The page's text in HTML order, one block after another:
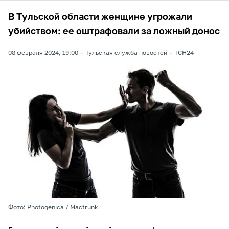
В Тульской области женщине угрожали
убийством: ее оштрафовали за ложный донос
08 февраля 2024, 19:00 Тульская служба новостей ТСН24
Фото: Photogenica / Mactrunk